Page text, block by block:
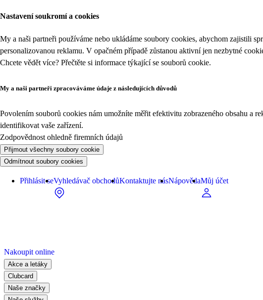
Nastavení soukromí a cookies
My a naši partneři používáme nebo ukládáme soubory cookies, abychom zajistili
personalizovanou reklamu. V opačném případě zůstanou aktivní jen nezbytné
Chcete vědět více? Přečtěte si informace týkající se souborů cookie.
My a naši partneři zpracováváme údaje z následujících důvodů
Povolením souborů cookies nám umožníte měřit efektivitu zobrazeného obsahu a
identifikovat vaše zařízení.
Zodpovědnost ohledně firemních údajů
Přijmout všechny soubory cookie
Odmítnout soubory cookies
Přihlásit seVyhledávač obchodůKontaktujte násNápovědaMůj účet
Nakoupit online
Akce a letáky
Clubcard
Naše značky